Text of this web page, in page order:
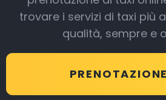
trovare i servizi di taxi più
qualità, sempre e